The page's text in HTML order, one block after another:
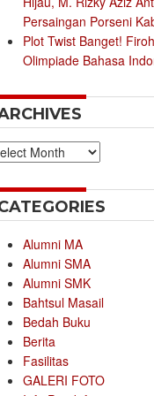
Persaingan Porseni
Plot Twist Banget!
Olimpiade Bahasa
Alumni MA
Alumni SMA
Alumni SMK
Bahtsul Masail
Bedah Buku
Berita
Fasilitas
GALERI FOTO